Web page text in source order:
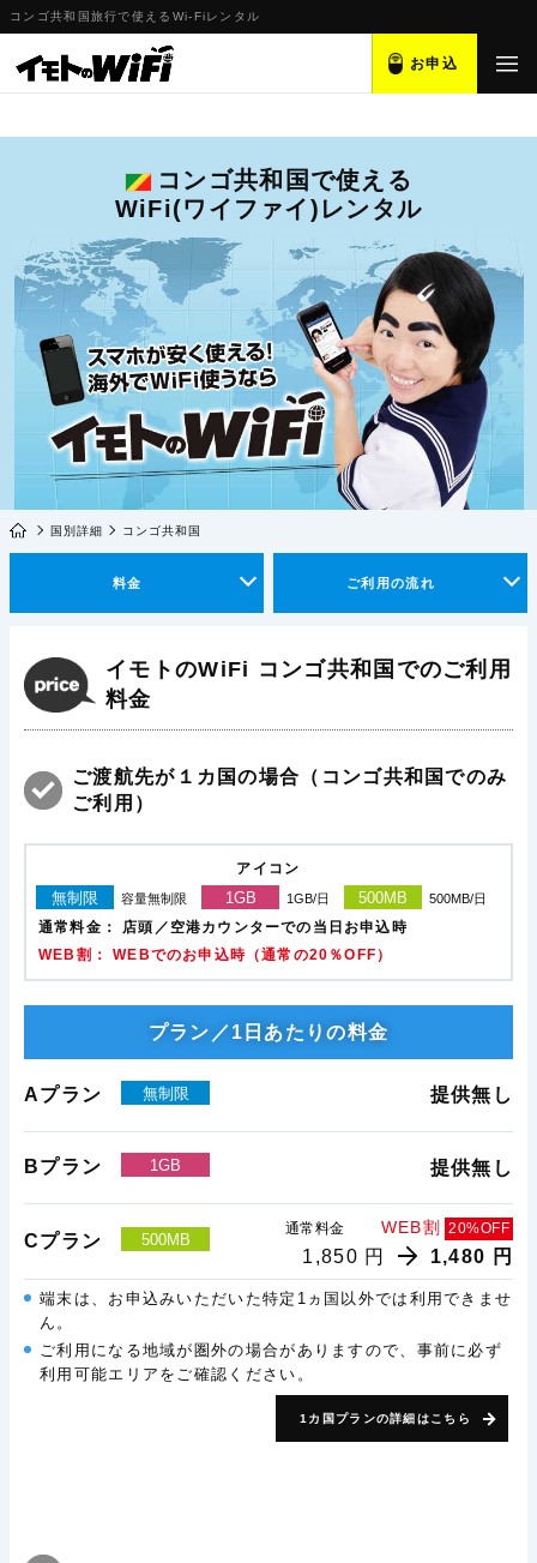
コンゴ共和国旅行で使えるWi-Fiレンタル
お申込
コンゴ共和国で使える
WiFi(ワイファイ)レンタル
国別詳細 コンゴ共和国
料金 ご利用の流れ
イモトのWiFi コンゴ共和国でのご利用
料金
ご渡航先が１カ国の場合（コンゴ共和国でのみ
ご利用）
アイコン
無制限 容量無制限 1GB 1GB/日 500MB 500MB/日
通常料金：
店頭／空港カウンターでの当日お申込時
WEB割： WEBでのお申込時（通常の20％OFF）
プラン／1日あたりの料金
Aプラン 無制限 提供無し
Bプラン 1GB 提供無し
Cプラン 500MB
通常料金 WEB割 20%OFF
1,850 円 1,480 円
端末は、お申込みいただいた特定1ヵ国以外では利用できませ
ん。
ご利用になる地域が圏外の場合がありますので、事前に必ず
利用可能エリアをご確認ください。
1カ国プランの詳細はこちら